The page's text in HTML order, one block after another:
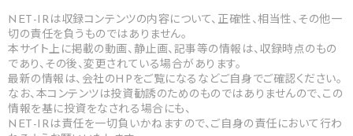
NET-IRは収録コンテンツの内容について、正確性、相当性、その他一
切の責任を負うものではありません。
本サイト上に掲載の動画、静止画、記事等の情報は、収録時点のもの
であり、その後、変更されている場合があります。
最新の情報は、会社のHPをご覧になるなどご自身でご確認ください。
なお、本コンテンツは投資勧誘のためのものではありませんので、この
情報を基に投資をなされる場合にも、
NET-IRは責任を一切負いかねますので、ご自身の責任において行わ